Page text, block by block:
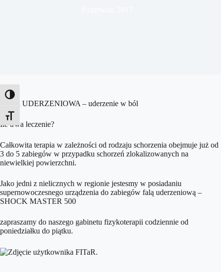
Toggle High Contrast
Toggle Font size
FALA UDERZENIOWA – uderzenie w ból
Ile trwa leczenie?
Całkowita terapia w zależności od rodzaju schorzenia obejmuje już od
3 do 5 zabiegów w przypadku schorzeń zlokalizowanych na
niewielkiej powierzchni.
Jako jedni z nielicznych w regionie jestesmy w posiadaniu
supernowoczesnego urządzenia do zabiegów falą uderzeniową –
SHOCK MASTER 500
zapraszamy do naszego gabinetu fizykoterapii codziennie od
poniedziałku do piątku.